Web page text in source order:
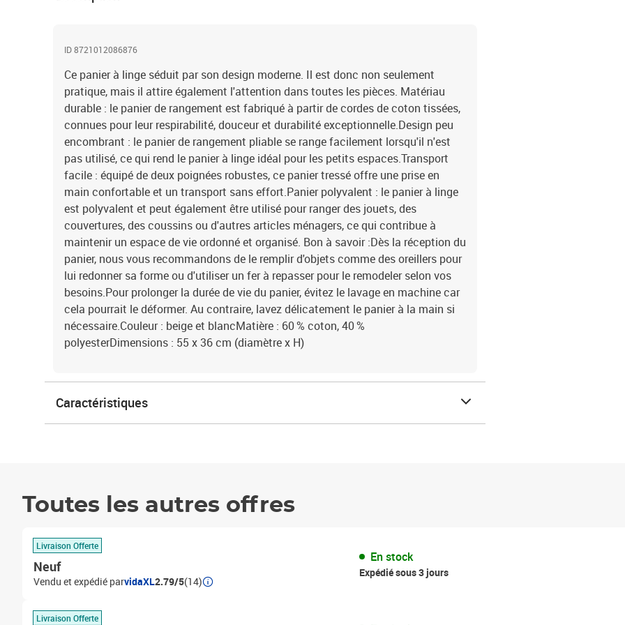
ID 8721012086876
Ce panier à linge séduit par son design moderne. Il est donc non seulement
pratique, mais il attire également l'attention dans toutes les pièces. Matériau
durable : le panier de rangement est fabriqué à partir de cordes de coton tissées,
connues pour leur respirabilité, douceur et durabilité exceptionnelle.Design peu
encombrant : le panier de rangement pliable se range facilement lorsqu'il n'est
pas utilisé, ce qui rend le panier à linge idéal pour les petits espaces.Transport
facile : équipé de deux poignées robustes, ce panier tressé offre une prise en
main confortable et un transport sans effort.Panier polyvalent : le panier à linge
est polyvalent et peut également être utilisé pour ranger des jouets, des
couvertures, des coussins ou d'autres articles ménagers, ce qui contribue à
maintenir un espace de vie ordonné et organisé. Bon à savoir :Dès la réception du
panier, nous vous recommandons de le remplir d'objets comme des oreillers pour
lui redonner sa forme ou d'utiliser un fer à repasser pour le remodeler selon vos
besoins.Pour prolonger la durée de vie du panier, évitez le lavage en machine car
cela pourrait le déformer. Au contraire, lavez délicatement le panier à la main si
nécessaire.Couleur : beige et blancMatière : 60 % coton, 40 %
polyesterDimensions : 55 x 36 cm (diamètre x H)
Caractéristiques
Toutes les autres offres
Livraison Offerte
Neuf
Vendu et expédié parvidaXL2.79/5(14)
En stock
Expédié sous 3 jours
Livraison Offerte